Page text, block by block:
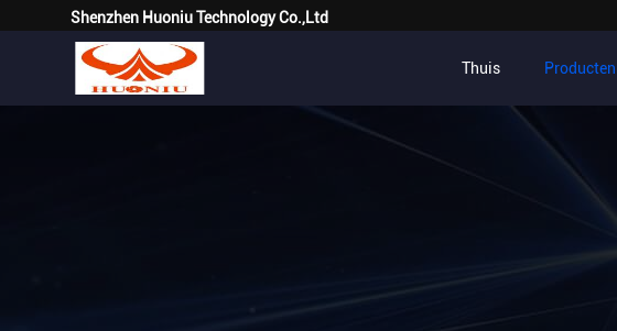
Shenzhen Huoniu Technology Co.,Ltd
Thuis Producten